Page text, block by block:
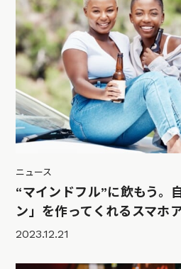
ニュース
“マインドフル”に飲もう。
ン」を作ってくれるスマホ
2023.12.21